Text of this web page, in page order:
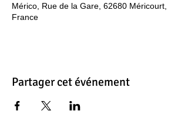
Mérico, Rue de la Gare, 62680 Méricourt,
France
Partager cet événement